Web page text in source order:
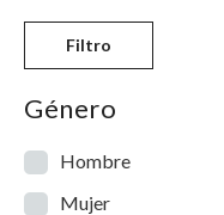
Filtro
Género
Hombre
Mujer